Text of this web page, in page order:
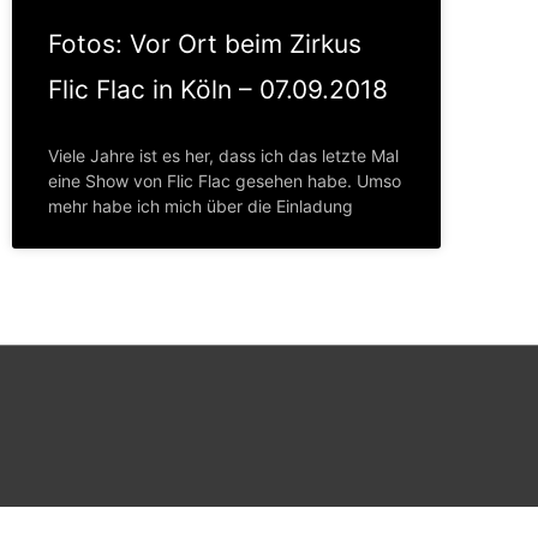
Fotos: Vor Ort beim Zirkus
Flic Flac in Köln – 07.09.2018
Viele Jahre ist es her, dass ich das letzte Mal
eine Show von Flic Flac gesehen habe. Umso
mehr habe ich mich über die Einladung